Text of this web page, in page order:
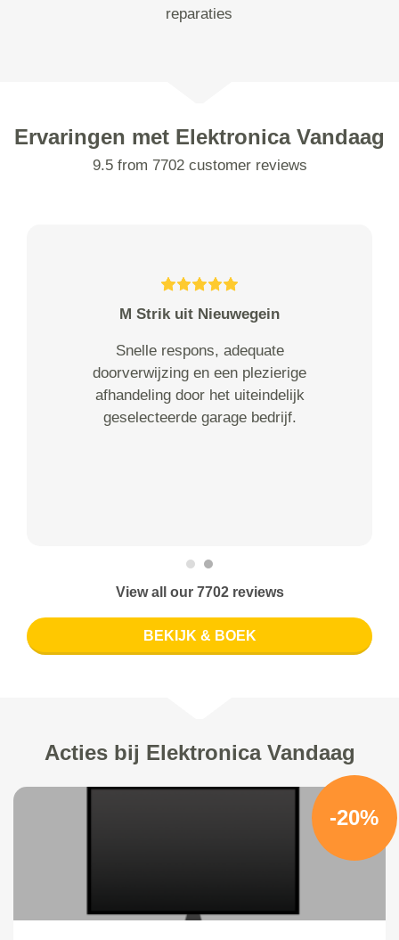
reparaties
Ervaringen met Elektronica Vandaag
9.5 from 7702 customer reviews
M Strik uit Nieuwegein
Snelle respons, adequate
doorverwijzing en een plezierige
afhandeling door het uiteindelijk
geselecteerde garage bedrijf.
View all our 7702 reviews
BEKIJK & BOEK
Acties bij Elektronica Vandaag
-20%